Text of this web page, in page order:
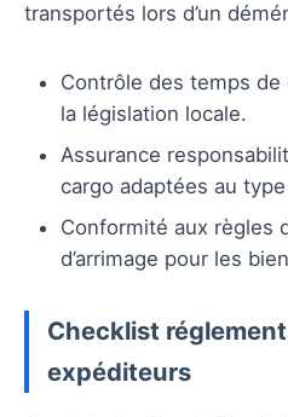
transportés lors d’un
Contrôle des temps
la législation locale.
Assurance
cargo adaptées au
Conformité aux règles
d’arrimage pour les
Checklist
expéditeurs